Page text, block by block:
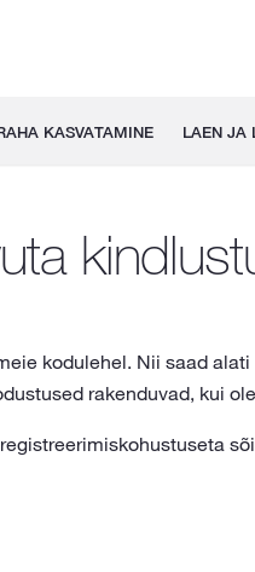
KASVATAMINE LAEN JA
kodulehel. Nii saad
rakenduvad, kui